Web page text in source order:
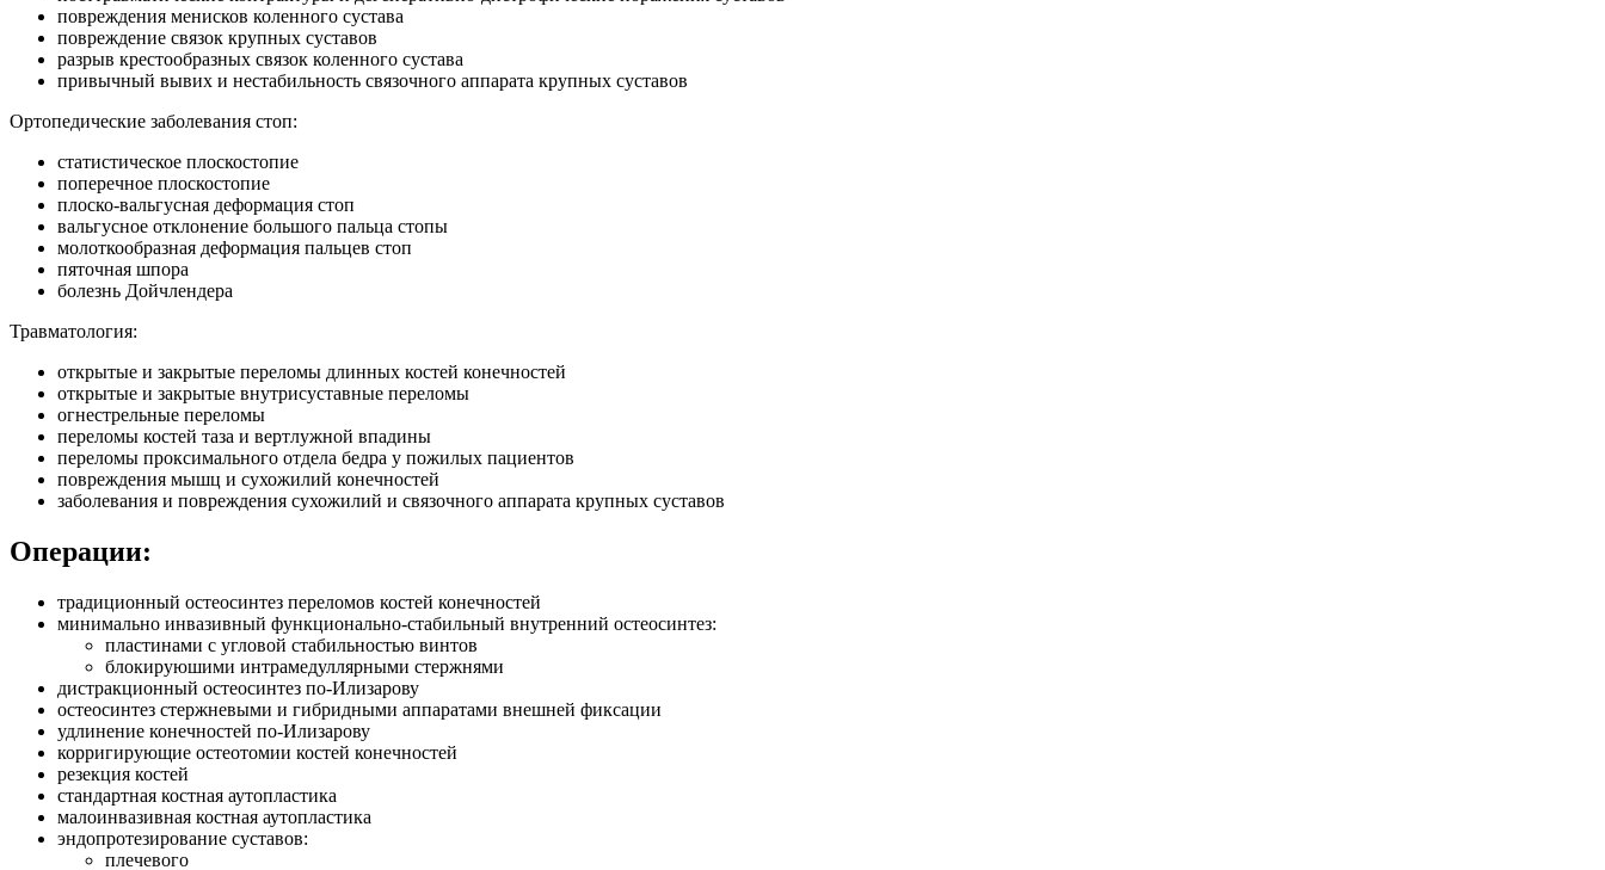
повреждения менисков коленного сустава
повреждение связок крупных суставов
разрыв крестообразных связок коленного сустава
привычный вывих и нестабильность связочного аппарата крупных суставов
Ортопедические заболевания стоп:
статистическое плоскостопие
поперечное плоскостопие
плоско-вальгусная деформация стоп
вальгусное отклонение большого пальца стопы
молоткообразная деформация пальцев стоп
пяточная шпора
болезнь Дойчлендера
Травматология:
открытые и закрытые переломы длинных костей конечностей
открытые и закрытые внутрисуставные переломы
огнестрельные переломы
переломы костей таза и вертлужной впадины
переломы проксимального отдела бедра у пожилых пациентов
повреждения мышц и сухожилий конечностей
заболевания и повреждения сухожилий и связочного аппарата крупных суставов
Операции:
традиционный остеосинтез переломов костей конечностей
минимально инвазивный функционально-стабильный внутренний остеосинтез:
пластинами с угловой стабильностью винтов
блокируюшими интрамедуллярными стержнями
дистракционный остеосинтез по-Илизарову
остеосинтез стержневыми и гибридными аппаратами внешней фиксации
удлинение конечностей по-Илизарову
корригирующие остеотомии костей конечностей
резекция костей
стандартная костная аутопластика
малоинвазивная костная аутопластика
эндопротезирование суставов:
плечевого